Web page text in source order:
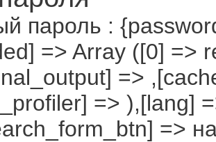
пароль :
=> Array ([0] =>
=>
=> ),[lang]
=>